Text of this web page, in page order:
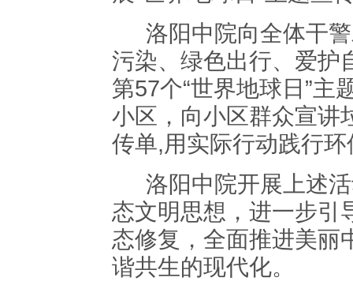
洛阳中院向全体干
污染、绿色出行、爱护
第57个“世界地球日”主
小区，向小区群众宣讲
传单,用实际行动践行
洛阳中院开展上述
态文明思想，进一步引
态修复，全面推进美丽
谐共生的现代化。